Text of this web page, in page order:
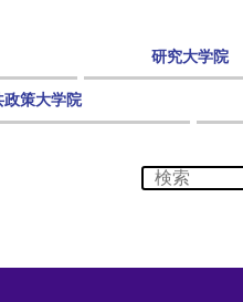
研究大学院
政策大学院